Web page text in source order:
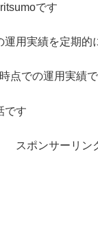
です
運用実績を定期的
点での運用実績
です
スポンサーリン